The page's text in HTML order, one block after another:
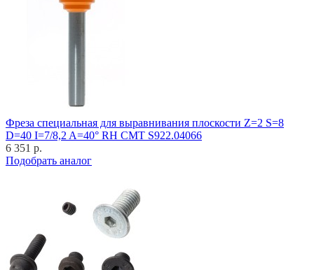
Фреза специальная для выравнивания плоскости Z=2 S=8
D=40 I=7/8,2 A=40° RH CMT S922.04066
6 351 р.
Подобрать аналог